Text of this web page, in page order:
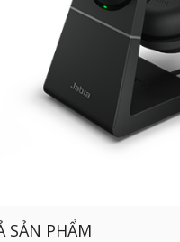
SẢN PHẨM